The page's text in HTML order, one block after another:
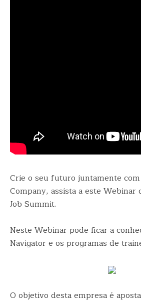
Crie o seu futuro juntamente
Company, assista a este Webinar
Job Summit.
Neste Webinar pode ficar a
Navigator e os programas de
O objetivo desta empresa é